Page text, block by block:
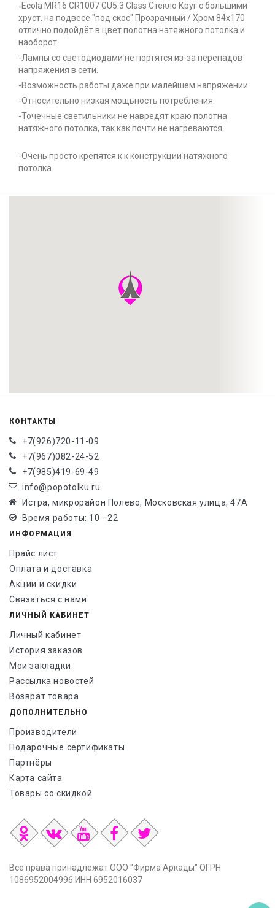
-Ecola MR16 CR1007 GU5.3 Glass Стекло Круг с большими
хруст. на подвесе "под скос" Прозрачный / Хром 84x170
отлично подойдёт в цвет полотна натяжного потолка и
наоборот.
-Лампы со светодиодами не портятся из-за перепадов
напряжения в сети.
-Возможность работы даже при малейшем напряжении.
-Относительно низкая мощьность потребления.
-Точечные светильники не навредят краю полотна
натяжного потолка, так как почти не нагреваются.
-Очень просто крепятся к к конструкции натяжного
потолка.
КОНТАКТЫ
+7(926)720-11-09
+7(967)082-24-52
+7(985)419-69-49
info@popotolku.ru
Истра, микрорайон Полево, Московская улица, 47А
Время работы: 10 - 22
ИНФОРМАЦИЯ
Прайс лист
Оплата и доставка
Акции и скидки
Связаться с нами
ЛИЧНЫЙ КАБИНЕТ
Личный кабинет
История заказов
Мои закладки
Рассылка новостей
Возврат товара
ДОПОЛНИТЕЛЬНО
Производители
Подарочные сертификаты
Партнёры
Карта сайта
Товары со скидкой
Все права принадлежат ООО "Фирма Аркады" ОГРН
1086952004996 ИНН 6952016037